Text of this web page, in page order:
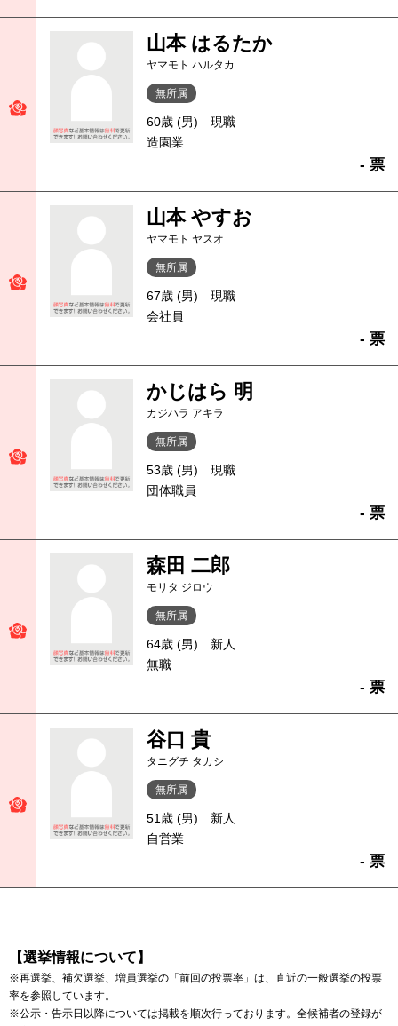
山本 はるたか
ヤマモト ハルタカ
無所属
60歳 (男)
現職
造園業
- 票
山本 やすお
ヤマモト ヤスオ
無所属
67歳 (男)
現職
会社員
- 票
かじはら 明
カジハラ アキラ
無所属
53歳 (男)
現職
団体職員
- 票
森田 二郎
モリタ ジロウ
無所属
64歳 (男)
新人
無職
- 票
谷口 貴
タニグチ タカシ
無所属
51歳 (男)
新人
自営業
- 票
【選挙情報について】
※再選挙、補欠選挙、増員選挙の「前回の投票率」は、直近の一般選挙の投票
率を参照しています。
※公示・告示日以降については掲載を順次行っております。全候補者の登録が